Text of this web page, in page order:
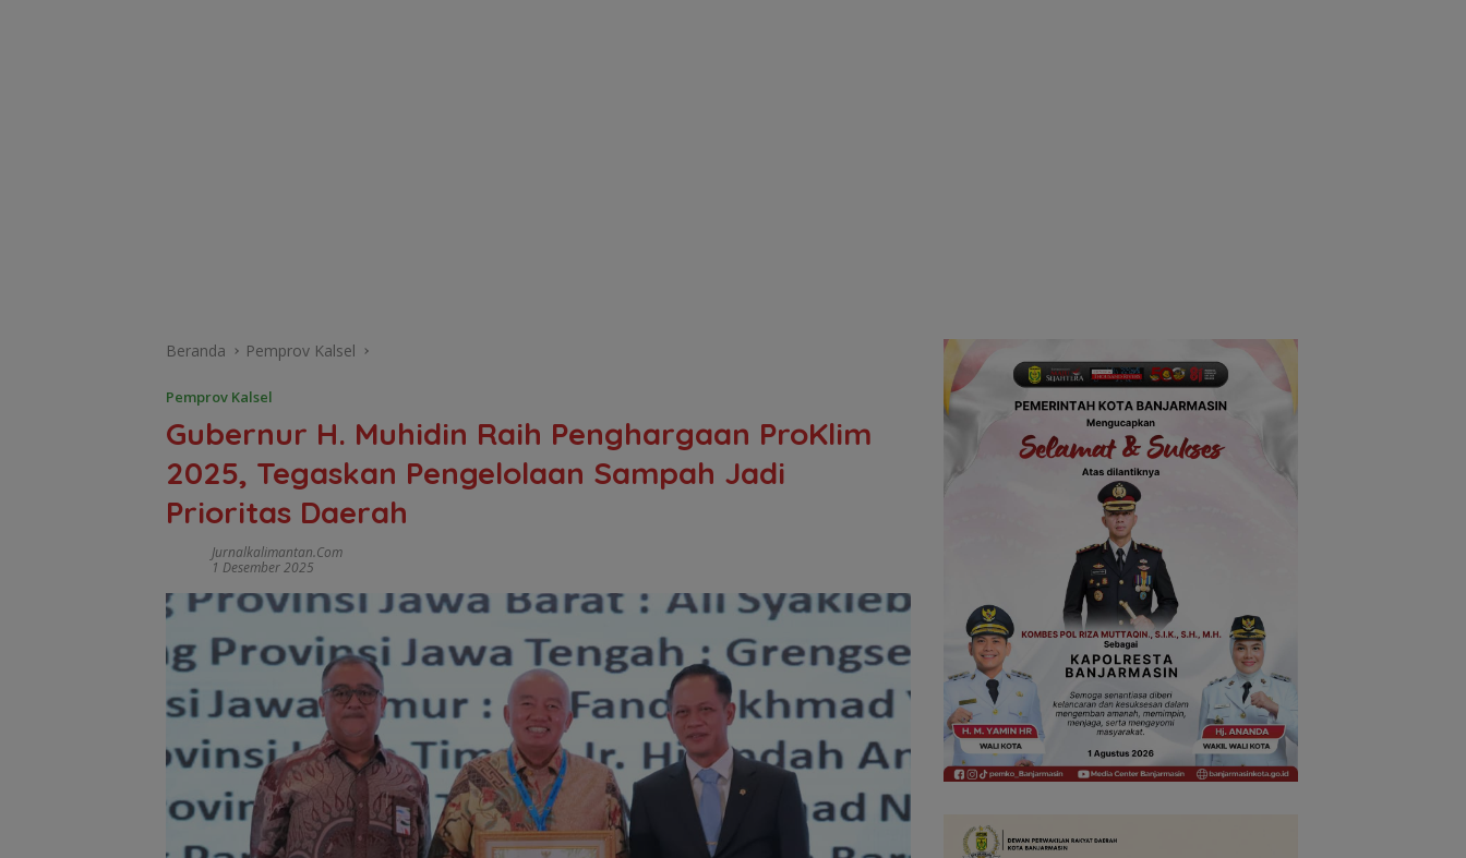
Beranda Pemprov Kalsel
Pemprov Kalsel
Gubernur H. Muhidin Raih Penghargaan ProKlim
2025, Tegaskan Pengelolaan Sampah Jadi
Prioritas Daerah
Jurnalkalimantan.com
1 Desember 2025